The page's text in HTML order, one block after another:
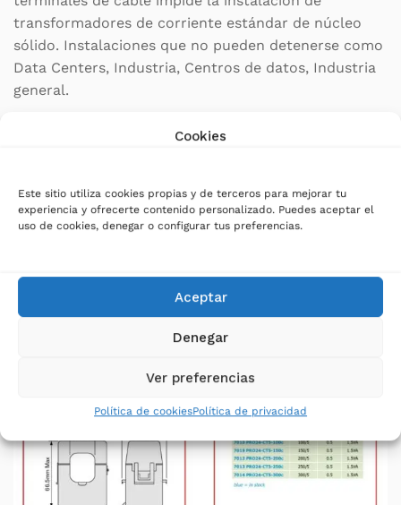
Cookies
Este sitio utiliza cookies propias y de terceros para mejorar tu
experiencia y ofrecerte contenido personalizado. Puedes aceptar el
uso de cookies, denegar o configurar tus preferencias.
Aceptar
Denegar
Ver preferencias
Política de cookiesPolítica de privacidad
transformadores de corriente estándar de núcleo
sólido. Instalaciones que no pueden detenerse como
Data Centers, Industria, Centros de datos, Industria
general.
Características Generales de PRO4 Núcleo Abierto:
Abertura del cable: 24 mm
Relación: 100/5, 150/5, 200/5, 250/5 o 300/5